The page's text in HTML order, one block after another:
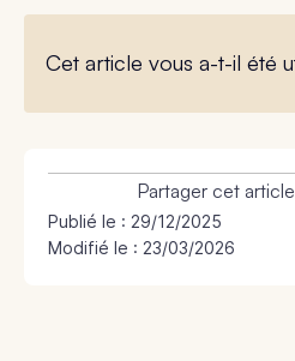
Partager cet article
Publié le : 29/12/2025
Modifié le : 23/03/2026
Cet article vous a-t-il été